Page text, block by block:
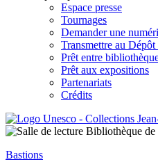
Espace presse
Tournages
Demander une
Transmettre au Dépôt
Prêt entre
Prêt aux expositions
Partenariats
Crédits
Bastions